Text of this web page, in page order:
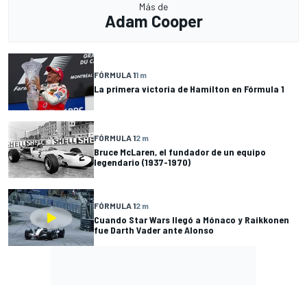
Más de
Adam Cooper
FÓRMULA 11 m
La primera victoria de Hamilton en Fórmula 1
FÓRMULA 12 m
Bruce McLaren, el fundador de un equipo
legendario (1937-1970)
FÓRMULA 12 m
Cuando Star Wars llegó a Mónaco y Raikkonen
fue Darth Vader ante Alonso